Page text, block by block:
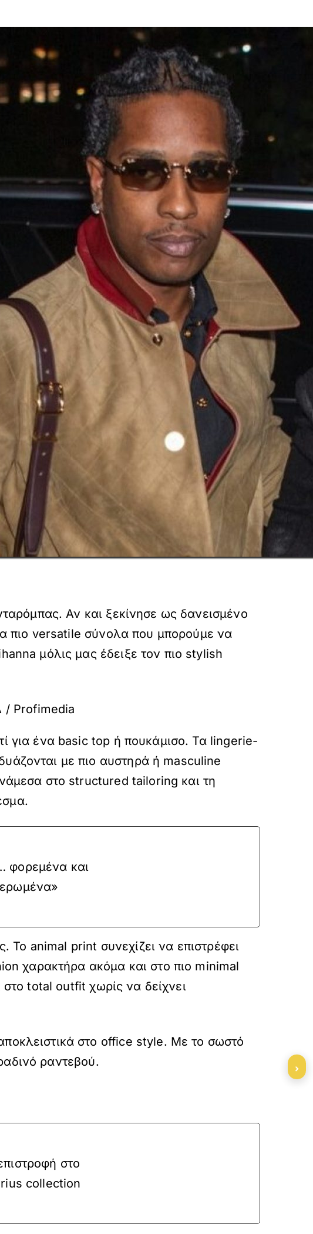
Αν και ξεκίνησε ως δανεισμένο
πιο versatile σύνολα που μπορούμε να
μόλις μας έδειξε τον πιο stylish
/ Profimedia
για ένα basic top ή πουκάμισο. Τα lingerie-
με πιο αυστηρά ή masculine
στο structured tailoring και τη
φορεμένα και
Το animal print συνεχίζει να επιστρέφει
χαρακτήρα ακόμα και στο πιο minimal
total outfit χωρίς να δείχνει
στο office style. Με το σωστό
ραντεβού.
στο
collection
›